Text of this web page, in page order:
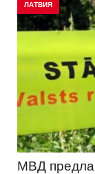
ЛАТВИЯ
МВД